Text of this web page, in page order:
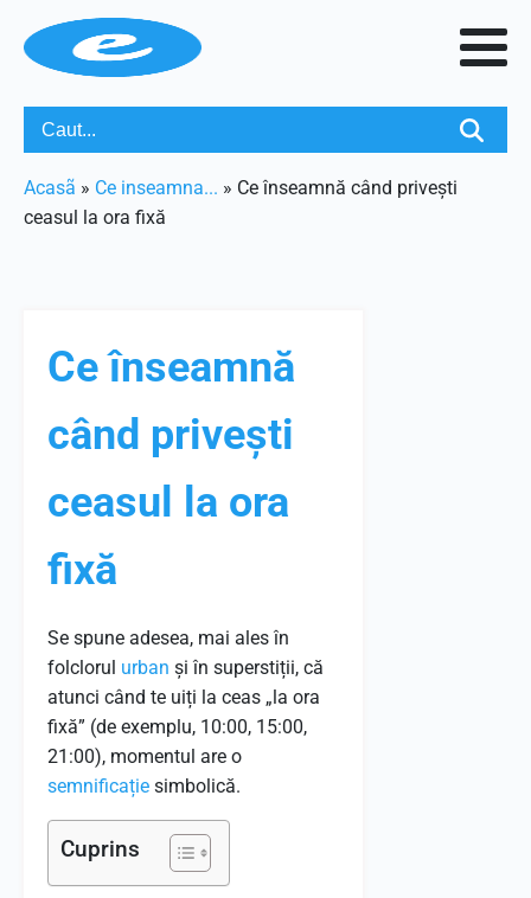
Acasã » Ce inseamna... » Ce înseamnă când privești
ceasul la ora fixă
Ce înseamnă
când privești
ceasul la ora
fixă
Se spune adesea, mai ales în
folclorul urban și în superstiții, că
atunci când te uiți la ceas „la ora
fixă” (de exemplu, 10:00, 15:00,
21:00), momentul are o
semnificație simbolică.
Cuprins